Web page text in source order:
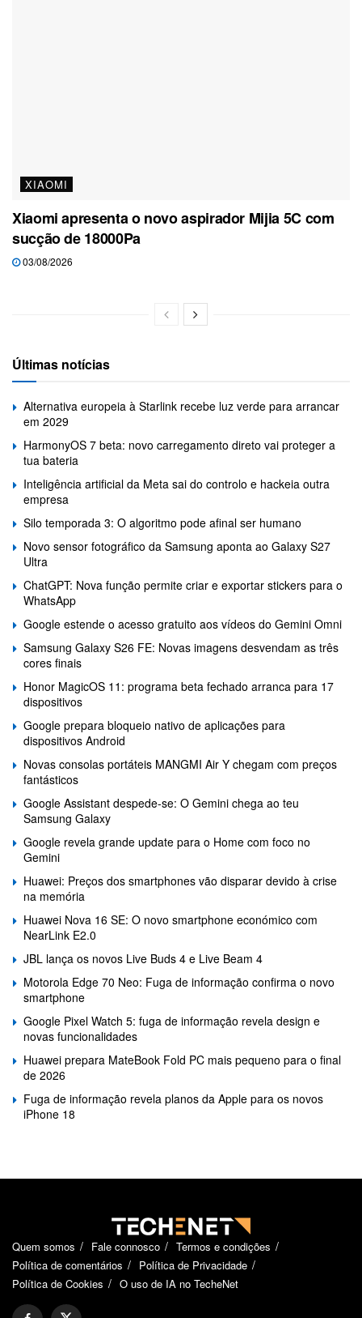
XIAOMI
Xiaomi apresenta o novo aspirador Mijia 5C com
sucção de 18000Pa
03/08/2026
Últimas notícias
Alternativa europeia à Starlink recebe luz verde para arrancar
em 2029
HarmonyOS 7 beta: novo carregamento direto vai proteger a
tua bateria
Inteligência artificial da Meta sai do controlo e hackeia outra
empresa
Silo temporada 3: O algoritmo pode afinal ser humano
Novo sensor fotográfico da Samsung aponta ao Galaxy S27
Ultra
ChatGPT: Nova função permite criar e exportar stickers para o
WhatsApp
Google estende o acesso gratuito aos vídeos do Gemini Omni
Samsung Galaxy S26 FE: Novas imagens desvendam as três
cores finais
Honor MagicOS 11: programa beta fechado arranca para 17
dispositivos
Google prepara bloqueio nativo de aplicações para
dispositivos Android
Novas consolas portáteis MANGMI Air Y chegam com preços
fantásticos
Google Assistant despede-se: O Gemini chega ao teu
Samsung Galaxy
Google revela grande update para o Home com foco no
Gemini
Huawei: Preços dos smartphones vão disparar devido à crise
na memória
Huawei Nova 16 SE: O novo smartphone económico com
NearLink E2.0
JBL lança os novos Live Buds 4 e Live Beam 4
Motorola Edge 70 Neo: Fuga de informação confirma o novo
smartphone
Google Pixel Watch 5: fuga de informação revela design e
novas funcionalidades
Huawei prepara MateBook Fold PC mais pequeno para o final
de 2026
Fuga de informação revela planos da Apple para os novos
iPhone 18
Quem somos Fale connosco
Termos e condições
Política de comentários
Política de Privacidade
Política de Cookies
O uso de IA no TecheNet